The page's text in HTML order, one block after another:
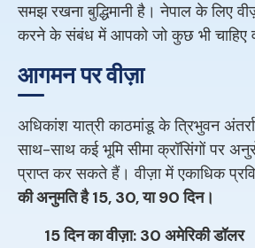
समझ रखना बुद्धिमानी है। नेपाल के लिए
करने के संबंध में आपको जो कुछ भी चाहिए
आगमन पर वीज़ा
अधिकांश यात्री काठमांडू के त्रिभुवन
साथ-साथ कई भूमि सीमा क्रॉसिंगों पर
प्राप्त कर सकते हैं। वीज़ा में एकाधिक
की अनुमति है 15, 30, या 90 दिन।
15 दिन का वीज़ा: 30 अमेरिकी डॉलर